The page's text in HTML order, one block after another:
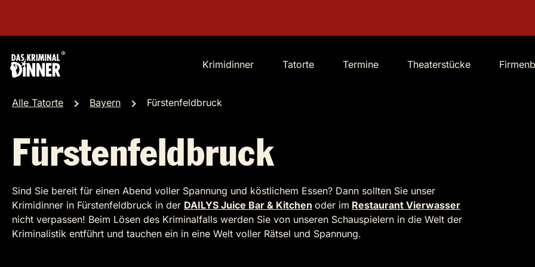
Krimidinner Tatorte Termine Theaterstücke
Alle Tatorte Bayern Fürstenfeldbruck
Fürstenfeldbruck
Sind Sie bereit für einen Abend voller Spannung und köstlichem Essen? Dann sollten Sie unser
Krimidinner in Fürstenfeldbruck in der DAILYS Juice Bar & Kitchen oder im Restaurant Vierwasser
nicht verpassen! Beim Lösen des Kriminalfalls werden Sie von unseren Schauspielern in die Welt der
Kriminalistik entführt und tauchen ein in eine Welt voller Rätsel und Spannung.